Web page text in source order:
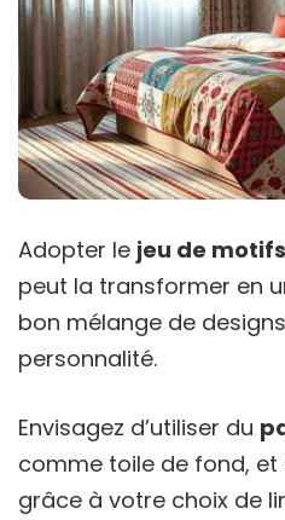
Adopter le jeu de motifs
peut la transformer en
bon mélange de
personnalité.
Envisagez d’utiliser du
comme toile de fond,
grâce à votre choix de